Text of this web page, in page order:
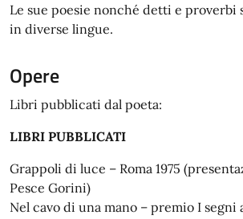
Le sue poesie nonché detti e proverbi
in diverse lingue.
Opere
Libri pubblicati dal poeta:
LIBRI PUBBLICATI
Grappoli di luce – Roma 1975
Pesce Gorini)
Nel cavo di una mano – premio I segni